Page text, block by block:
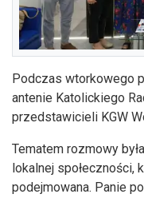
Podczas wtorkowego
antenie Katolickiego
przedstawicieli KGW
Tematem rozmowy
lokalnej
podejmowana. Panie